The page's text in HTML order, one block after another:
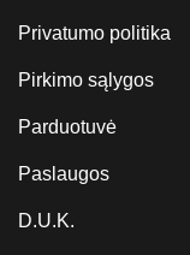
Privatumo politika
Pirkimo sąlygos
Parduotuvė
Paslaugos
D.U.K.